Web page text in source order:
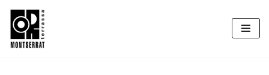
Vés
al